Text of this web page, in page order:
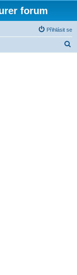
forum
Přihlásit se